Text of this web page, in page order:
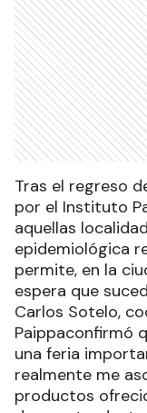
Tras el regreso
por el Instituto
aquellas
epidemiológica
permite, en la
espera que
Carlos Sotelo,
Paippaconfirmó
una feria
realmente me
productos